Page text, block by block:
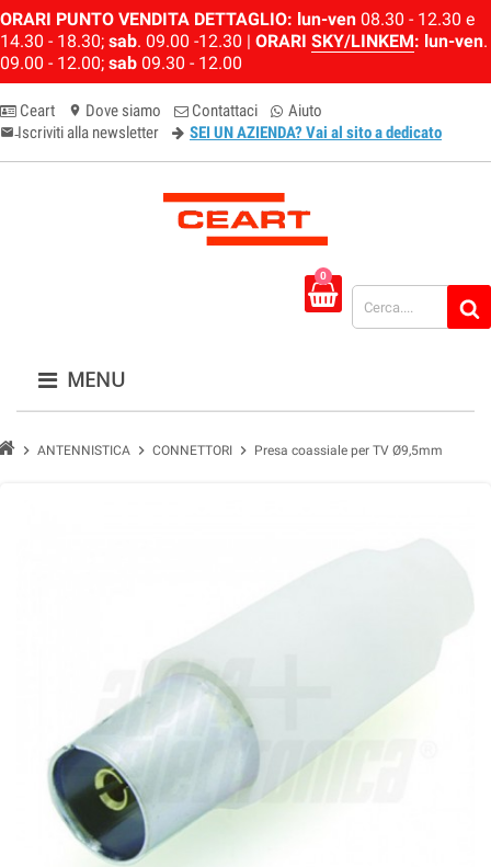
ORARI PUNTO VENDITA DETTAGLIO: lun-ven 08.30 - 12.30 e
14.30 - 18.30; sab. 09.00 -12.30 | ORARI SKY/LINKEM: lun-ven.
09.00 - 12.00; sab 09.30 - 12.00
Ceart location_on Dove siamo Contattaci Aiuto
email-newsletter
Iscriviti alla newsletter SEI UN AZIENDA? Vai al sito a dedicato
0
MENU
chevron_right ANTENNISTICA chevron_right CONNETTORI chevron_right Presa coassiale per TV Ø9,5mm